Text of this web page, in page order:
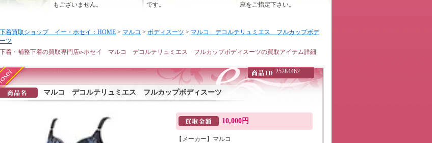
もございません。
です。
座をご指定下さい。
着買取ショップ イー・ホセイ：HOME > マルコ > ボディスーツ > マルコ デコルテリュミエス フルカップボデ
ツ
着・補整下着の買取専門店e-ホセイ マルコ デコルテリュミエス フルカップボディスーツの買取アイテム詳細
25284462
マルコ デコルテリュミエス フルカップボディスーツ
10,000円
【メーカー】マルコ